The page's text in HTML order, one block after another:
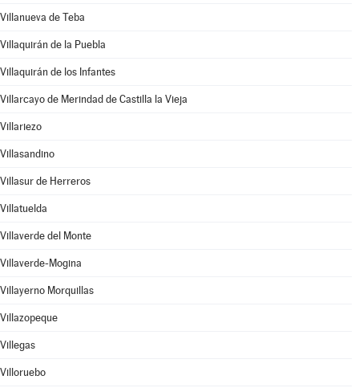
Villanueva de Teba
Villaquirán de la Puebla
Villaquirán de los Infantes
Villarcayo de Merindad de Castilla la Vieja
Villariezo
Villasandino
Villasur de Herreros
Villatuelda
Villaverde del Monte
Villaverde-Mogina
Villayerno Morquillas
Villazopeque
Villegas
Villoruebo